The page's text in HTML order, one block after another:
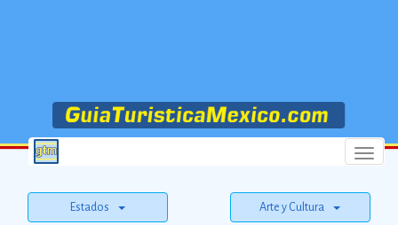
Menu
Estados Arte y Cultura